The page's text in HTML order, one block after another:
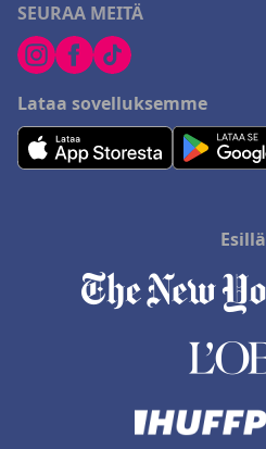
SEURAA MEITÄ
Lataa sovelluksemme
Esillä